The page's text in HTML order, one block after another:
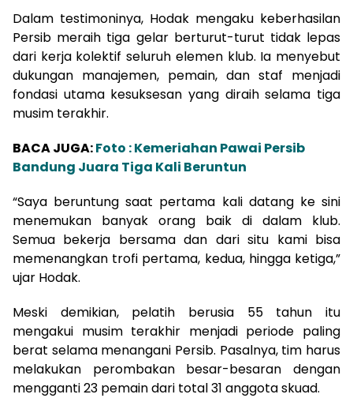
Dalam testimoninya, Hodak mengaku keberhasilan
Persib meraih tiga gelar berturut-turut tidak lepas
dari kerja kolektif seluruh elemen klub. Ia menyebut
dukungan manajemen, pemain, dan staf menjadi
fondasi utama kesuksesan yang diraih selama tiga
musim terakhir.
BACA JUGA:Foto : Kemeriahan Pawai Persib
Bandung Juara Tiga Kali Beruntun
“Saya beruntung saat pertama kali datang ke sini
menemukan banyak orang baik di dalam klub.
Semua bekerja bersama dan dari situ kami bisa
memenangkan trofi pertama, kedua, hingga ketiga,”
ujar Hodak.
Meski demikian, pelatih berusia 55 tahun itu
mengakui musim terakhir menjadi periode paling
berat selama menangani Persib. Pasalnya, tim harus
melakukan perombakan besar-besaran dengan
mengganti 23 pemain dari total 31 anggota skuad.